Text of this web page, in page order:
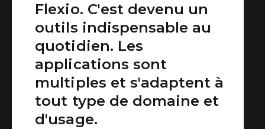
Flexio. C'est devenu un
outils indispensable au
quotidien. Les
applications sont
multiples et s'adaptent à
tout type de domaine et
d'usage.